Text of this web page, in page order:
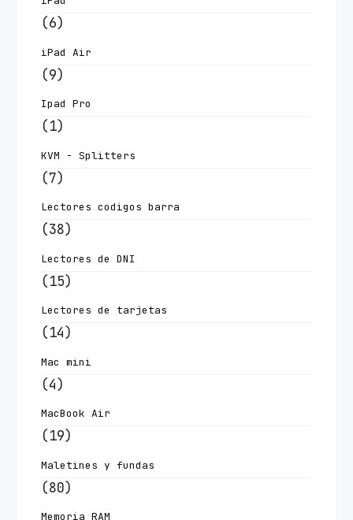
(6)
iPad Air
(9)
Ipad Pro
(1)
KVM - Splitters
(7)
Lectores codigos barra
(38)
Lectores de DNI
(15)
Lectores de tarjetas
(14)
Mac mini
(4)
MacBook Air
(19)
Maletines y fundas
(80)
Memoria RAM